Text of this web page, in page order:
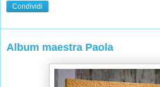
Condividi
Album maestra Paola